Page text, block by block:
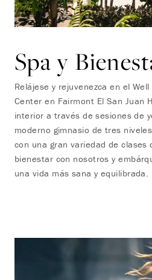
Spa y
Relájese y rejuvenezca en el
Center en Fairmont El San Juan
interior a través de sesiones de
moderno gimnasio de tres
con una gran variedad de clases
bienestar con nosotros y
una vida más sana y equilibrada.